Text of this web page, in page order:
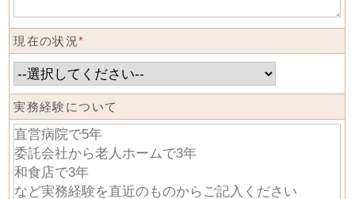
現在の状況*
実務経験について